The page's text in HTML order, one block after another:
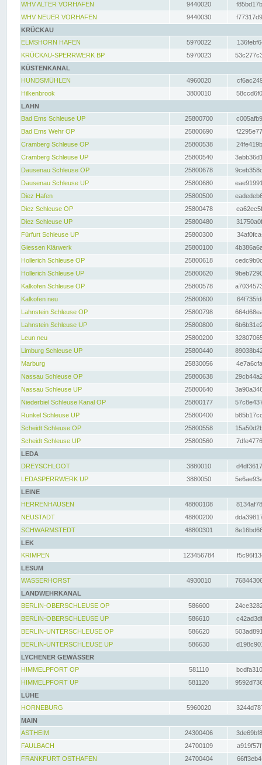
WHV ALTER VORHAFEN
9440020
WHV NEUER VORHAFEN
9440030
KRÜCKAU
ELMSHORN HAFEN
5970022
KRÜCKAU-SPERRWERK BP
5970023
KÜSTENKANAL
HUNDSMÜHLEN
4960020
Hilkenbrook
3800010
LAHN
Bad Ems Schleuse UP
25800700
Bad Ems Wehr OP
25800690
Cramberg Schleuse OP
25800538
Cramberg Schleuse UP
25800540
Dausenau Schleuse OP
25800678
Dausenau Schleuse UP
25800680
Diez Hafen
25800500
Diez Schleuse OP
25800478
Diez Schleuse UP
25800480
Fürfurt Schleuse UP
25800300
Giessen Klärwerk
25800100
Hollerich Schleuse OP
25800618
Hollerich Schleuse UP
25800620
Kalkofen Schleuse OP
25800578
Kalkofen neu
25800600
Lahnstein Schleuse OP
25800798
Lahnstein Schleuse UP
25800800
Leun neu
25800200
Limburg Schleuse UP
25800440
Marburg
25830056
Nassau Schleuse OP
25800638
Nassau Schleuse UP
25800640
Niederbiel Schleuse Kanal OP
25800177
Runkel Schleuse UP
25800400
Scheidt Schleuse OP
25800558
Scheidt Schleuse UP
25800560
LEDA
DREYSCHLOOT
3880010
LEDASPERRWERK UP
3880050
LEINE
HERRENHAUSEN
48800108
NEUSTADT
48800200
SCHWARMSTEDT
48800301
LEK
KRIMPEN
123456784
LESUM
WASSERHORST
4930010
LANDWEHRKANAL
BERLIN-OBERSCHLEUSE OP
586600
BERLIN-OBERSCHLEUSE UP
586610
BERLIN-UNTERSCHLEUSE OP
586620
BERLIN-UNTERSCHLEUSE UP
586630
LYCHENER GEWÄSSER
HIMMELPFORT OP
581110
HIMMELPFORT UP
581120
LÜHE
HORNEBURG
5960020
MAIN
ASTHEIM
24300406
FAULBACH
24700109
FRANKFURT OSTHAFEN
24700404